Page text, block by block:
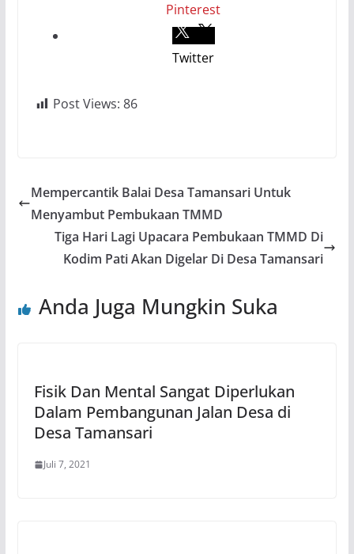
Pinterest
Twitter
Post Views: 86
Mempercantik Balai Desa Tamansari Untuk
Menyambut Pembukaan TMMD
Tiga Hari Lagi Upacara Pembukaan TMMD Di
Kodim Pati Akan Digelar Di Desa Tamansari
Anda Juga Mungkin Suka
Fisik Dan Mental Sangat Diperlukan
Dalam Pembangunan Jalan Desa di
Desa Tamansari
Juli 7, 2021